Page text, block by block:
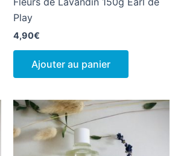
Play
4,90€
Ajouter au panier